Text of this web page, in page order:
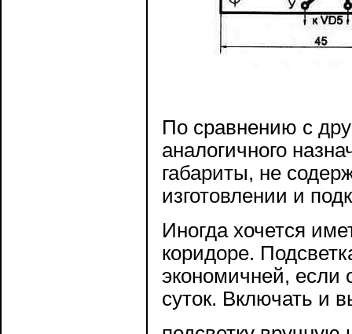
По сравнению с
аналогичного
габариты, не
изготовлении и
Иногда хочется
коридоре.
экономичней, если
суток. Включать и